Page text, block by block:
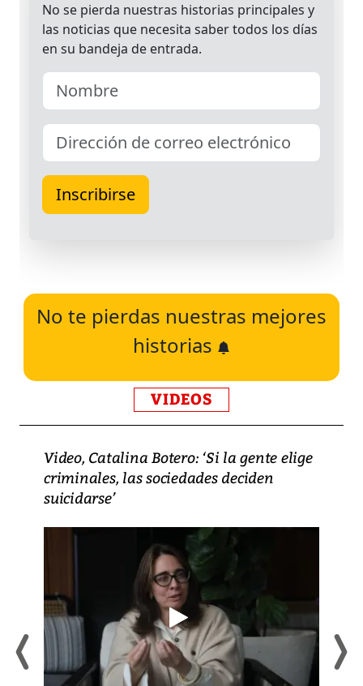
No te pierdas nuestras mejores
historias
VIDEOS
Video, Catalina Botero: ‘Si la gente elige
criminales, las sociedades deciden
suicidarse’